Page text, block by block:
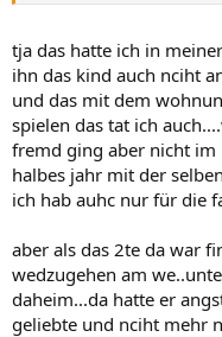
tja das hatte ich in
ihn das kind auch nciht
und das mit dem
spielen das tat ich
fremd ging aber nicht
halbes jahr mit der
ich hab auhc nur für die
aber als das 2te da war
wedzugehen am
daheim...da hatte er
geliebte und nciht mehr